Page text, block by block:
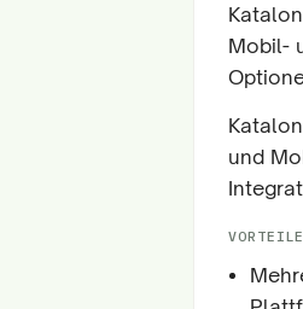
Mobil-
und
VORTEILE